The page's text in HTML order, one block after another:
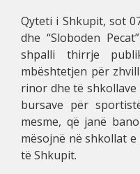
Qyteti i Shkupit, sot
dhe “Sloboden
shpalli thirrje
mbështetjen për
rinor dhe të shkollave
bursave për
mesme, që janë
mësojnë në shkollat
të Shkupit.